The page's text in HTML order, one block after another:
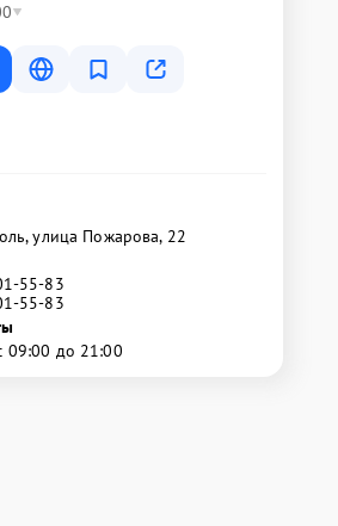
улица Пожарова, 22
55-83
55-83
09:00 до 21:00